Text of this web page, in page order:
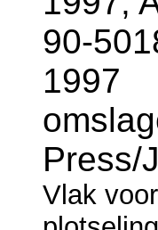
90-
1997
Press/
Vlak